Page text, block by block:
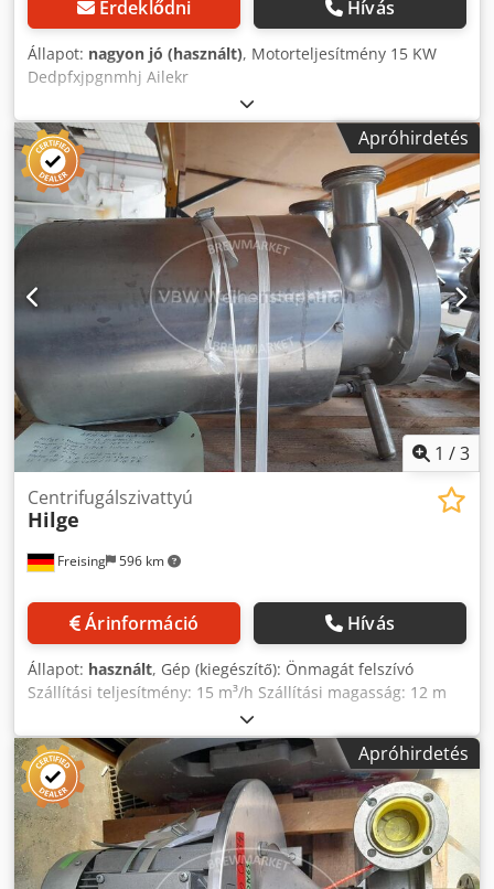
Érdeklődni Hívás
Állapot: nagyon jó (használt), Motorteljesítmény 15 KW
Dedpfxjpgnmhj Ailekr
Apróhirdetés
1 /3
Freising 596 km
Centrifugálszivattyú
Hilge
Árinformáció Hívás
Állapot: használt, Gép (kiegészítő): Önmagát felszívó
Szállítási teljesítmény: 15 m³/h Szállítási magasság: 12 m
Fordulatszám: 1500 ford/perc Teljesítmény: 3,0 kW Áram:
11,8 / 6,8 A Dkedpexwzbnjfx Ailjr Feszültség: 220 / 360 V
Apróhirdetés